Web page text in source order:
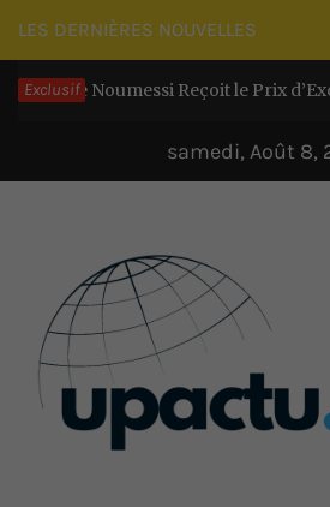
Passer
au
contenu
LES DERNIÈRES NOUVELLES
Exclusif
Noumessi Reçoit le Prix
samedi, Août 8,